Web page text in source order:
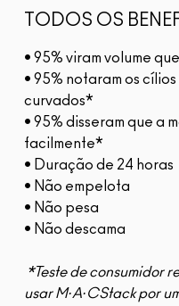
TODOS OS
• 95% viram volume
• 95% notaram os
curvados*
• 95% disseram que a
facilmente*
• Duração de 24 horas
• Não empelota
• Não pesa
• Não descama
*Teste de consumidor
usar M·A·CStack por